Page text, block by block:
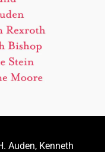
Auden, Kenneth